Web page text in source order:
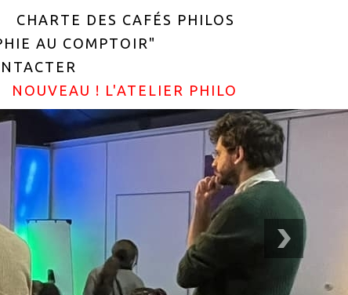
CHARTE DES CAFÉS PHILOS
AU COMPTOIR"
NOUVEAU ! L'ATELIER PHILO